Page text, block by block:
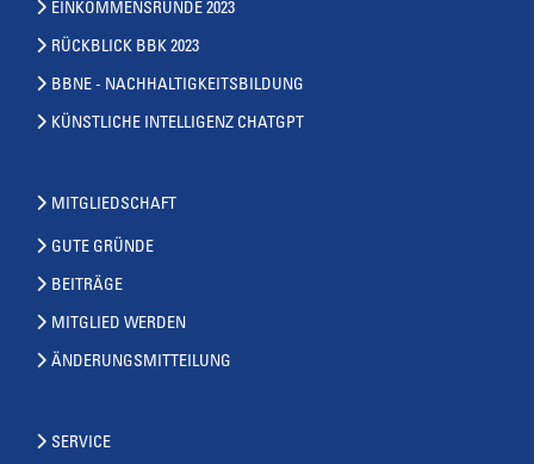
EINKOMMENSRUNDE 2023
RÜCKBLICK BBK 2023
BBNE - NACHHALTIGKEITSBILDUNG
KÜNSTLICHE INTELLIGENZ CHATGPT
MITGLIEDSCHAFT
GUTE GRÜNDE
BEITRÄGE
MITGLIED WERDEN
ÄNDERUNGSMITTEILUNG
SERVICE